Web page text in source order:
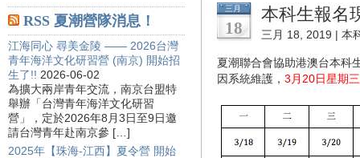
RSS 夏潮營隊消息！
江海同心 尋美金陵 —— 2026台灣
青年海洋文化研習營 (南京) 開始招
生了!! 2026-06-02
為擴大兩岸青年交流，南京台盟特
舉辦「台灣青年海洋文化研習
營」，定於2026年8月3日至9日邀
請台灣青年赴南京參 […]
2025年【珠海-江西】夏令營 開始
三月
18
本科生報名
三月 18, 2019 | 本
夏潮聯合會協助港澳台本科
因系統維護， 3月20日星期